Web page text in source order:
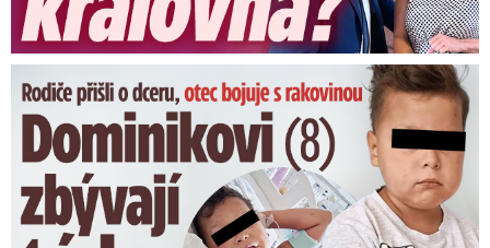
Dominikovi (8) zbývají týdny života: Vzkaz od exprezidenta